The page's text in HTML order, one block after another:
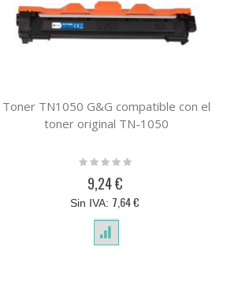
Toner TN1050 G&G compatible con el
toner original TN-1050
Rating:
9,24 €
7,64 €